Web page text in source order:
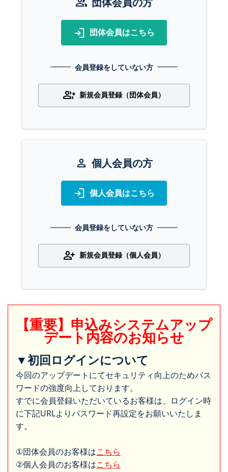
login 団体会員はこちら
会員登録をしていない方
group_add 新規会員登録（団体会員）
person 個人会員の方
login 個人会員はこちら
会員登録をしていない方
person_add 新規会員登録（個人会員）
【重要】申込みシステムアップ
デート内容のお知らせ
▼初回ログインについて
今回のアップデートにてセキュリティ向上のためパス
ワードの強度向上しております。
すでに会員登録いただいているお客様は、ログイン時
に下記URLよりパスワード再設定をお願いいたしま
す。
①団体会員のお客様はこちら
②個人会員のお客様はこちら